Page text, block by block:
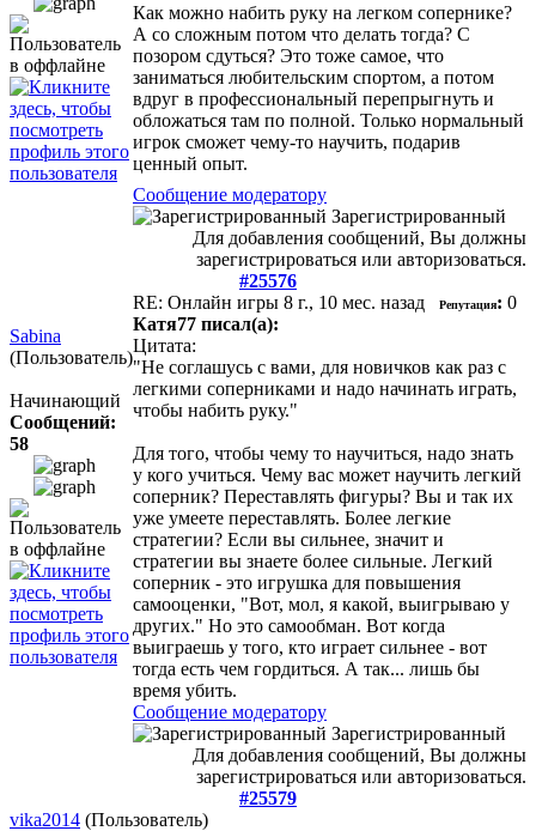
Как можно набить руку на легком сопернике?
А со сложным потом что делать тогда? С
позором сдуться? Это тоже самое, что
заниматься любительским спортом, а потом
вдруг в профессиональный перепрыгнуть и
обложаться там по полной. Только нормальный
игрок сможет чему-то научить, подарив
ценный опыт.
Сообщение модератору
Зарегистрированный
Для добавления сообщений, Вы должны
зарегистрироваться или авторизоваться.
#25576
Sabina
(Пользователь)
Начинающий
Сообщений:
58
RE: Онлайн игры 8 г., 10 мес. назад Репутация: 0
Катя77 писал(а):
Цитата:
"Не соглашусь с вами, для новичков как раз с
легкими соперниками и надо начинать играть,
чтобы набить руку."
Для того, чтобы чему то научиться, надо знать
у кого учиться. Чему вас может научить легкий
соперник? Переставлять фигуры? Вы и так их
уже умеете переставлять. Более легкие
стратегии? Если вы сильнее, значит и
стратегии вы знаете более сильные. Легкий
соперник - это игрушка для повышения
самооценки, "Вот, мол, я какой, выигрываю у
других." Но это самообман. Вот когда
выиграешь у того, кто играет сильнее - вот
тогда есть чем гордиться. А так... лишь бы
время убить.
Сообщение модератору
Зарегистрированный
Для добавления сообщений, Вы должны
зарегистрироваться или авторизоваться.
#25579
vika2014 (Пользователь)